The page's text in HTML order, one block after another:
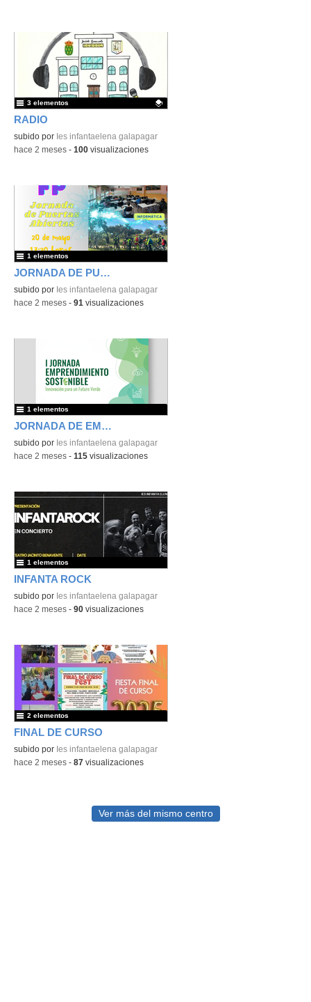
RADIO
Contenido educativo.
subido por Ies infantaelena galapagar
3 elementos
-hace 2 meses - 100 visualizaciones
JORNADA DE PUERTAS ABIERTAS
subido por Ies infantaelena galapagar
1 elementos
-hace 2 meses - 91 visualizaciones
JORNADA DE EMPRENDIMIENTO
subido por Ies infantaelena galapagar
1 elementos
-hace 2 meses - 115 visualizaciones
INFANTA ROCK
subido por Ies infantaelena galapagar
1 elementos
-hace 2 meses - 90 visualizaciones
FINAL DE CURSO
subido por Ies infantaelena galapagar
2 elementos
-hace 2 meses - 87 visualizaciones
Ver más del mismo centro